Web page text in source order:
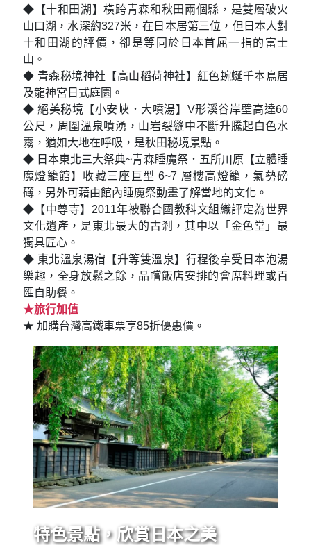
◆【十和田湖】橫跨青森和秋田兩個縣，是雙層破火
山口湖，水深約327米，在日本居第三位，但日本人對
十和田湖的評價，卻是等同於日本首屈一指的富士
山。
◆ 青森秘境神社【高山稻荷神社】紅色蜿蜒千本鳥居
及龍神宮日式庭園。
◆ 絕美秘境【小安峽．大噴湯】V形溪谷岸壁高達60
公尺，周圍溫泉噴湧，山岩裂縫中不斷升騰起白色水
霧，猶如大地在呼吸，是秋田秘境景點。
◆ 日本東北三大祭典~青森睡魔祭．五所川原【立體睡
魔燈籠館】收藏三座巨型 6~7 層樓高燈籠，氣勢磅
礡，另外可藉由館內睡魔祭動畫了解當地的文化。
◆【中尊寺】2011年被聯合國教科文組織評定為世界
文化遺產，是東北最大的古剎，其中以「金色堂」最
獨具匠心。
◆ 東北溫泉湯宿【升等雙溫泉】行程後享受日本泡湯
樂趣，全身放鬆之餘，品嚐飯店安排的會席料理或百
匯自助餐。
★旅行加值
★ 加購台灣高鐵車票享85折優惠價。
特色景點，欣賞日本之美